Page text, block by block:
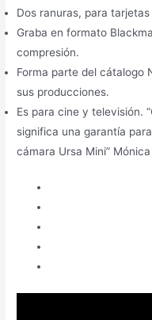
Dos ranuras, para
Graba en formato
compresión.
Forma parte del cátalogo
sus producciones.
Es para cine y televisión.
significa una garantía
cámara Ursa Mini”